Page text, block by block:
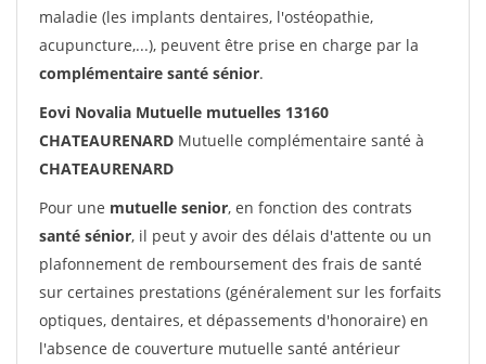
maladie (les implants dentaires, l'ostéopathie,
acupuncture,...), peuvent être prise en charge par la
complémentaire santé sénior.
Eovi Novalia Mutuelle mutuelles 13160
CHATEAURENARD Mutuelle complémentaire santé à
CHATEAURENARD
Pour une mutuelle senior, en fonction des contrats
santé sénior, il peut y avoir des délais d'attente ou un
plafonnement de remboursement des frais de santé
sur certaines prestations (généralement sur les forfaits
optiques, dentaires, et dépassements d'honoraire) en
l'absence de couverture mutuelle santé antérieur